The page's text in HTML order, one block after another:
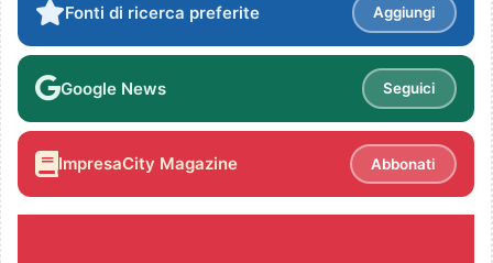
Fonti di ricerca preferite Aggiungi
Google News Seguici
ImpresaCity Magazine Abbonati